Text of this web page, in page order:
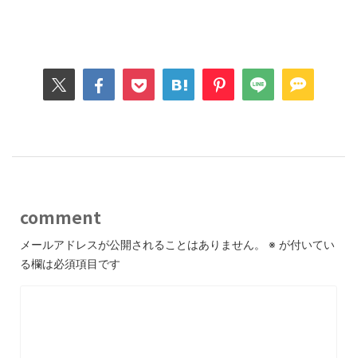
comment
メールアドレスが公開されることはありません。 ※ が付いてい
る欄は必須項目です